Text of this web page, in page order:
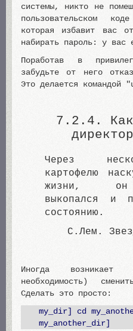
системы, никто не
пользовательском
которая избавит вас
набирать пароль: у вас
Поработав в
забудьте от него
Это делается командой
7.2.4.
Через
картофелю
жизни, он
выкопался и
состоянию.
С.Лем.
Иногда
необходимость)
Сделать это просто:
my_dir] cd
my_another_dir]